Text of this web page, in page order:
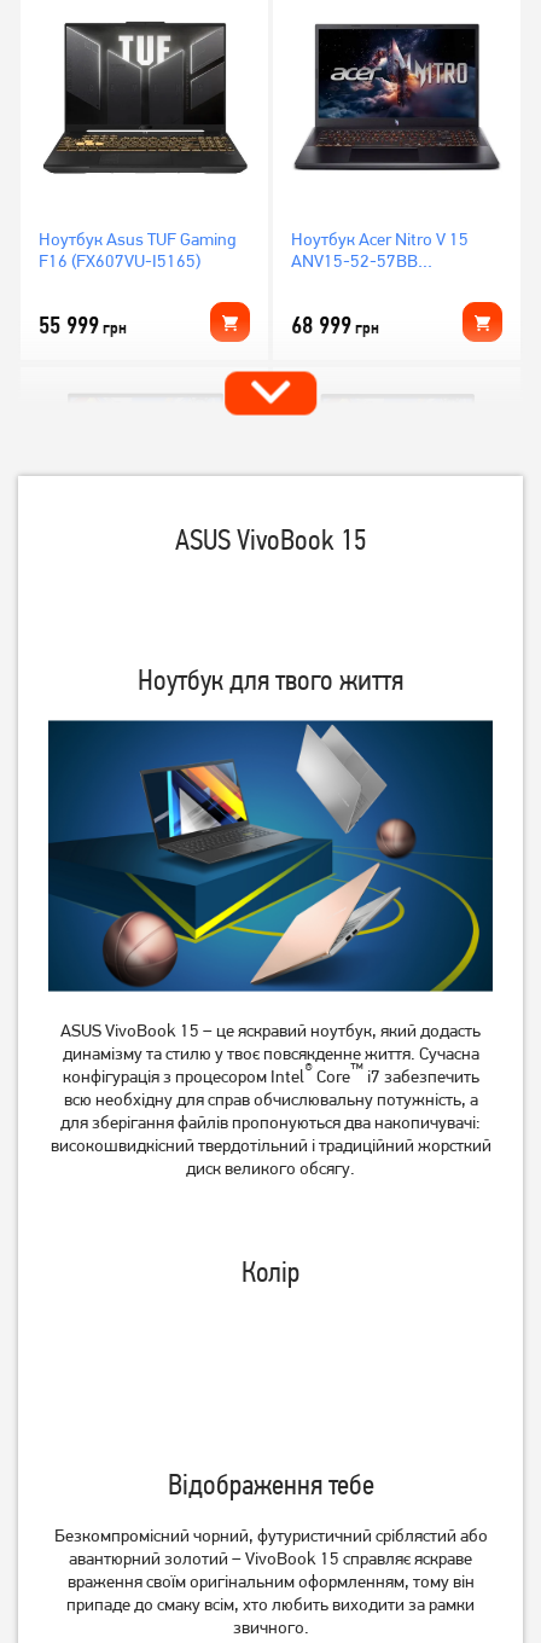
Ноутбук Asus TUF Gaming
F16 (FX607VU-I5165)
55 999грн
Ноутбук Acer Nitro V 15
ANV15-52-57BB
68 999грн
cw0009ua (949X2EA)
47 999грн
AL15-45P (NX.DLQEU.001)
30 999 грн
34 999грн
ASUS VivoBook 15
Ноутбук для твого життя
ASUS VivoBook 15 – це яскравий ноутбук, який додасть
динамізму та стилю у твоє повсякденне життя. Сучасна
конфігурація з процесором Intel® Core™i7 забезпечить
всю необхідну для справ обчислювальну потужність, а
для зберігання файлів пропонуються два накопичувачі:
високошвидкісний твердотільний і традиційний жорсткий
диск великого обсягу.
Колір
Відображення тебе
Безкомпромісний чорний, футуристичний сріблястий або
авантюрний золотий – VivoBook 15 справляє яскраве
враження своїм оригінальним оформленням, тому він
припаде до смаку всім, хто любить виходити за рамки
звичного.